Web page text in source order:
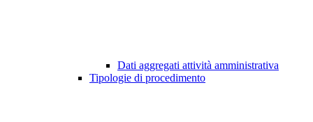
Dati aggregati attività amministrativa
Tipologie di procedimento